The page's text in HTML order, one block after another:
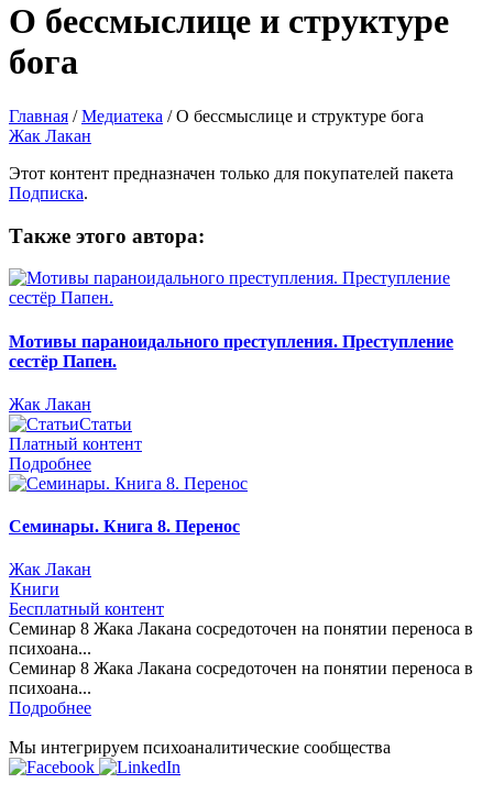
О бессмыслице и структуре
бога
Главная /Медиатека /О бессмыслице и структуре бога
Жак Лакан
Этот контент предназначен только для покупателей пакета
Подписка.
Также этого автора:
Мотивы параноидального преступления. Преступление
сестёр Папен.
Жак Лакан
Статьи
Платный контент
Подробнее
Семинары. Книга 8. Перенос
Жак Лакан
Книги
Бесплатный контент
Семинар 8 Жака Лакана сосредоточен на понятии переноса в
психоана...
Семинар 8 Жака Лакана сосредоточен на понятии переноса в
психоана...
Подробнее
Мы интегрируем психоаналитические сообщества